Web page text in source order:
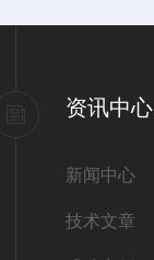
资讯中心
新闻中心
技术文章